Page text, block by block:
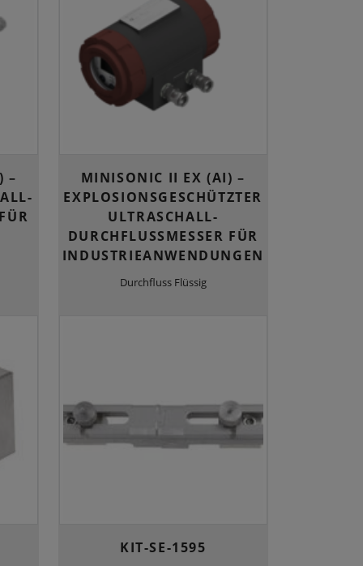
–
MINISONIC II EX (AI) –
EXPLOSIONSGESCHÜTZTER
ULTRASCHALL-
DURCHFLUSSMESSER FÜR
INDUSTRIEANWENDUNGEN
Durchfluss Flüssig
KIT-SE-1595